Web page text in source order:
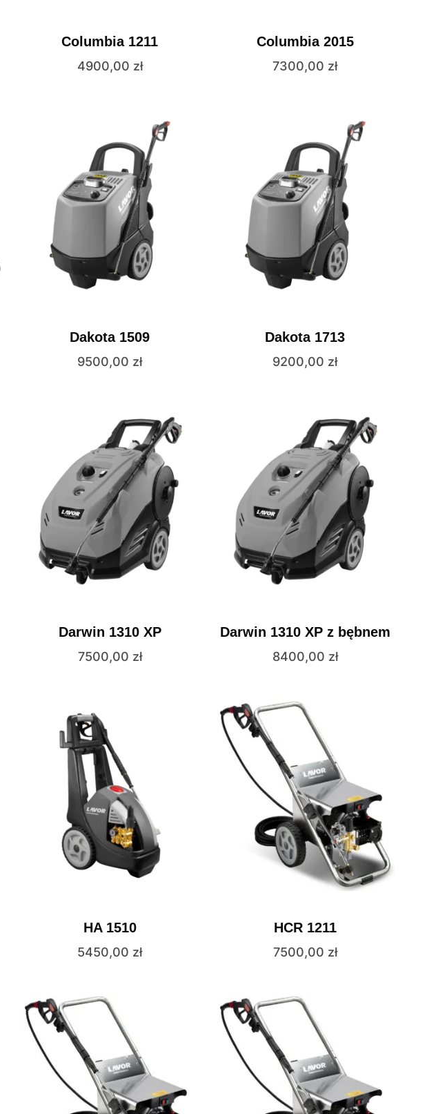
Columbia 1211
4900,00 zł
Columbia 2015
7300,00 zł
Dakota 1509
9500,00 zł
Dakota 1713
9200,00 zł
Darwin 1310 XP
7500,00 zł
Darwin 1310 XP z bębnem
8400,00 zł
HA 1510
5450,00 zł
HCR 1211
7500,00 zł